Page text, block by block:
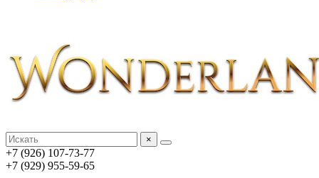
×
+7 (926) 107-73-77
+7 (929) 955-59-65